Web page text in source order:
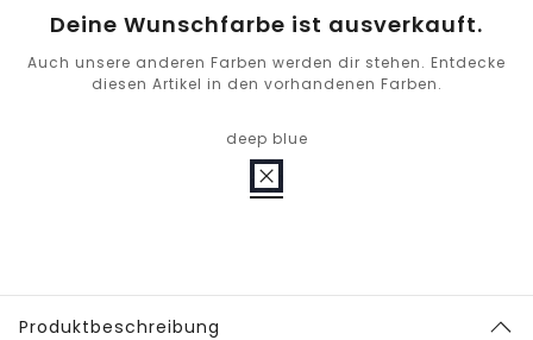
Deine Wunschfarbe ist ausverkauft.
Auch unsere anderen Farben werden dir stehen. Entdecke
diesen Artikel in den vorhandenen Farben.
deep blue
Produktbeschreibung